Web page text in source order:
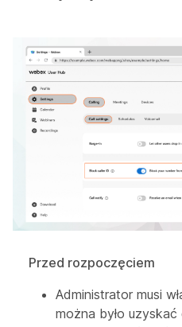
Przed rozpoczęciem
Administrator musi
można było